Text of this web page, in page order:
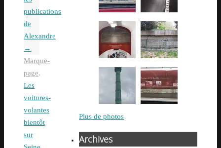
publications
de
Alexandre
→
Marque-
page.
Les
voitures-
volantes
bientôt
sur
Plus de photos
Archives